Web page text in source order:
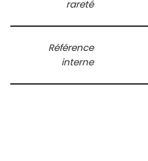
rareté
Référence
interne